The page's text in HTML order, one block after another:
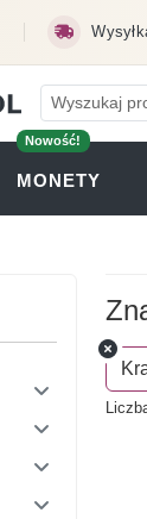
Nowość!
MONETY